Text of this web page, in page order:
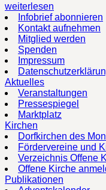
weiterlesen
Infobrief abonnieren
Kontakt aufnehmen
Mitglied werden
Spenden
Impressum
Aktuelles
Veranstaltungen
Pressespiegel
Marktplatz
Kirchen
Dorfkirchen des
Fördervereine und
Verzeichnis Offene
Offene Kirche
Publikationen